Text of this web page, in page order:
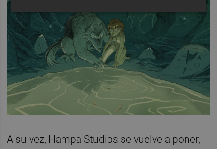
A su vez, Hampa Studios se vuelve a poner,